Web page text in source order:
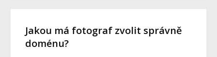
Jakou má fotograf zvolit správně
doménu?